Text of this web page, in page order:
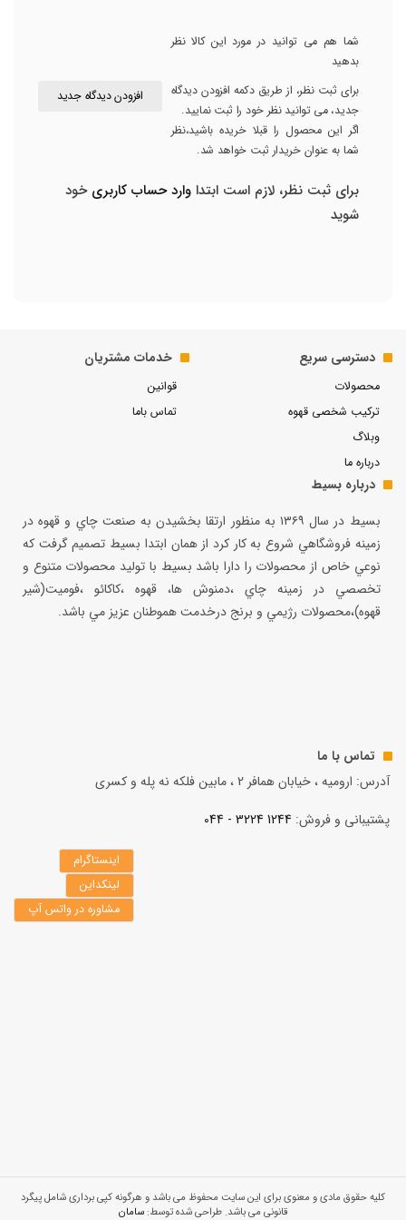
شما هم می توانید در مورد این کالا نظر
بدهید
برای ثبت نظر، از طریق دکمه افزودن دیدگاه
جدید، می توانید نظر خود را ثبت نمایید.
اگر این محصول را قبلا خریده باشید،نظر
شما به عنوان خریدار ثبت خواهد شد.
افزودن دیدگاه جدید
برای ثبت نظر، لازم است ابتدا وارد حساب کاربریخود
شوید
دسترسی سریع
محصولات
ترکیب شخصی قهوه
وبلاگ
درباره ما
خدمات مشتریان
قوانین
تماس باما
درباره بسیط
بسيط در سال ۱۳۶۹ به منظور ارتقا بخشيدن به صنعت چاي و قهوه در
زمينه فروشگاهي شروع به كار كرد از همان ابتدا بسيط تصميم گرفت كه
نوعي خاص از محصولات را دارا باشد بسيط با توليد محصولات متنوع و
تخصصي در زمينه چاي ،دمنوش ها، قهوه ،كاكائو ،فوميت(شير
قهوه)،محصولات رژيمي و برنج درخدمت هموطنان عزيز مي باشد.
تماس با ما
آدرس: ارومیه ، خیابان همافر 2 ، مابين فلكه نه پله و کسری
پشتیبانی و فروش: 1244 3224 - 044
اینستاگرام
لینکداین
مشاوره در واتس آپ
کلیه حقوق مادی و معنوی برای این سایت محفوظ می باشد و هرگونه کپی برداری شامل پیگرد
قانونی می باشد. طراحی شده توسط:سامان